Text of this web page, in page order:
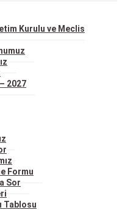
Kurulu ve Meclis
2027
Formu
Sor
Tablosu